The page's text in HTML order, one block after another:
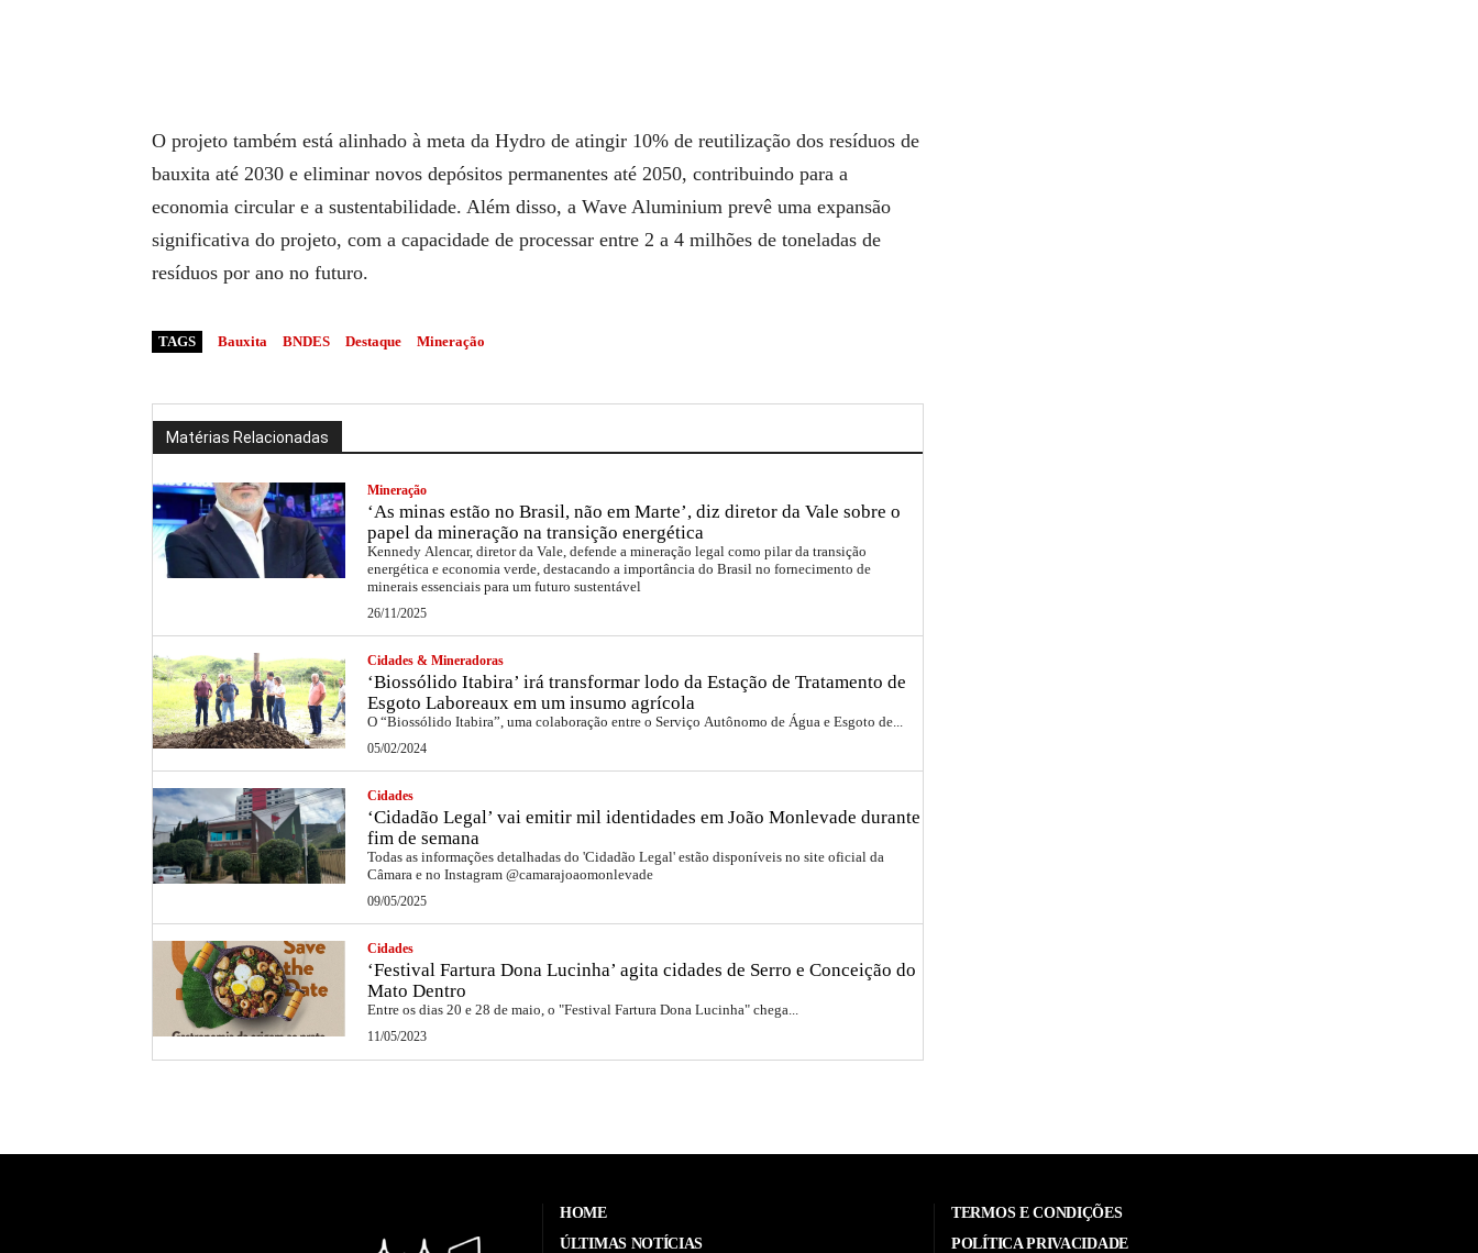
O projeto também está alinhado à meta da Hydro de atingir 10% de reutilização dos resíduos de
bauxita até 2030 e eliminar novos depósitos permanentes até 2050, contribuindo para a
economia circular e a sustentabilidade. Além disso, a Wave Aluminium prevê uma expansão
significativa do projeto, com a capacidade de processar entre 2 a 4 milhões de toneladas de
resíduos por ano no futuro.
TAGS Bauxita BNDES Destaque Mineração
Matérias Relacionadas
Mineração
‘As minas estão no Brasil, não em Marte’, diz diretor da Vale sobre o
papel da mineração na transição energética
Kennedy Alencar, diretor da Vale, defende a mineração legal como pilar da transição
energética e economia verde, destacando a importância do Brasil no fornecimento de
minerais essenciais para um futuro sustentável
26/11/2025
Cidades & Mineradoras
‘Biossólido Itabira’ irá transformar lodo da Estação de Tratamento de
Esgoto Laboreaux em um insumo agrícola
O “Biossólido Itabira”, uma colaboração entre o Serviço Autônomo de Água e Esgoto de...
05/02/2024
Cidades
‘Cidadão Legal’ vai emitir mil identidades em João Monlevade durante
fim de semana
Todas as informações detalhadas do 'Cidadão Legal' estão disponíveis no site oficial da
Câmara e no Instagram @camarajoaomonlevade
09/05/2025
Cidades
‘Festival Fartura Dona Lucinha’ agita cidades de Serro e Conceição do
Mato Dentro
Entre os dias 20 e 28 de maio, o "Festival Fartura Dona Lucinha" chega...
11/05/2023
HOME
ÚLTIMAS NOTÍCIAS
TERMOS E CONDIÇÕES
POLÍTICA PRIVACIDADE